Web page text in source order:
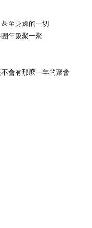
至身邊的一切
年飯聚一聚
會有那麼一年的聚會